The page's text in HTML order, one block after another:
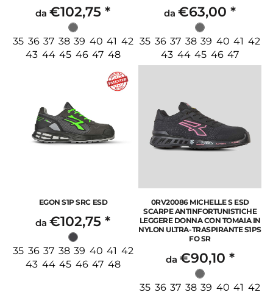
da€102,75*
35 36 37 38 39 40 41 42
43 44 45 46 47 48
da€63,00*
35 36 37 38 39 40 41 42
43 44 45 46 47
EGON S1P SRC ESD
da€102,75*
35 36 37 38 39 40 41 42
43 44 45 46 47 48
0RV20086 MICHELLE S ESD
SCARPE ANTINFORTUNISTICHE
LEGGERE DONNA CON TOMAIA IN
NYLON ULTRA-TRASPIRANTE S1PS
FO SR
da €90,10 *
35 36 37 38 39 40 41 42